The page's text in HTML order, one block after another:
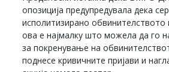
опозиција предупредувала дека
исполитизирано обвинителството
ова е најмалку што можела да го
за покренување на
поднесе кривичните пријави и